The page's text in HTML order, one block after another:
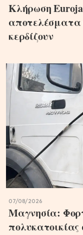
Κλήρωση
αποτελέσματα
κερδίζουν
07/08/2026
Μαγνησία: